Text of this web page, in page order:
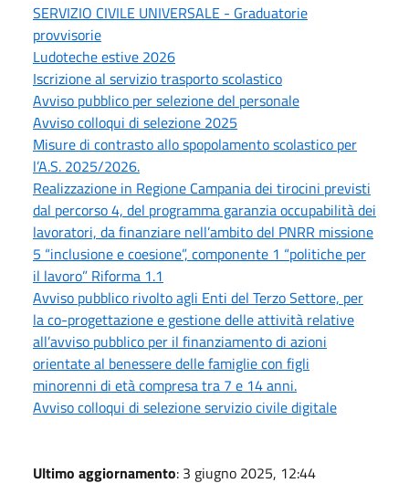
SERVIZIO CIVILE UNIVERSALE - Graduatorie
provvisorie
Ludoteche estive 2026
Iscrizione al servizio trasporto scolastico
Avviso pubblico per selezione del personale
Avviso colloqui di selezione 2025
Misure di contrasto allo spopolamento scolastico per
l’A.S. 2025/2026.
Realizzazione in Regione Campania dei tirocini previsti
dal percorso 4, del programma garanzia occupabilità dei
lavoratori, da finanziare nell’ambito del PNRR missione
5 “inclusione e coesione”, componente 1 “politiche per
il lavoro” Riforma 1.1
Avviso pubblico rivolto agli Enti del Terzo Settore, per
la co-progettazione e gestione delle attività relative
all’avviso pubblico per il finanziamento di azioni
orientate al benessere delle famiglie con figli
minorenni di età compresa tra 7 e 14 anni.
Avviso colloqui di selezione servizio civile digitale
Ultimo aggiornamento: 3 giugno 2025, 12:44